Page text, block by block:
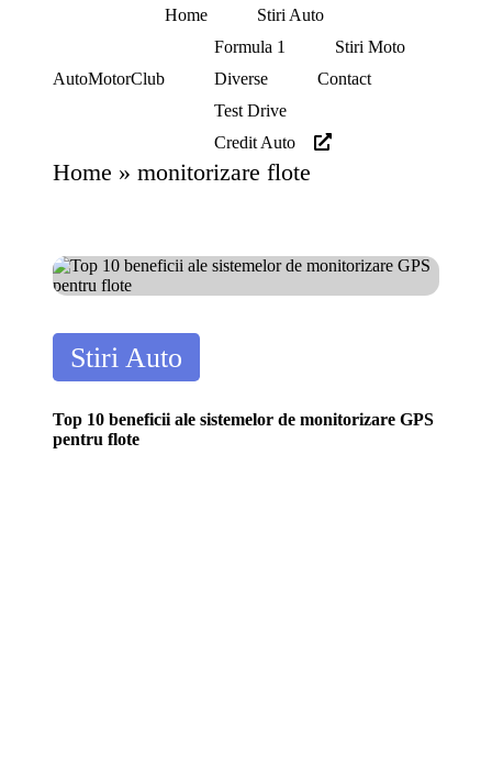
AutoMotorClub
si
pasionatii
Home
Stiri Auto
Formula 1
Stiri Moto
Diverse
Contact
Test Drive
Credit Auto
Home » monitorizare flote
Posted
in
Stiri Auto
Top 10 beneficii ale sistemelor de monitorizare GPS
pentru flote